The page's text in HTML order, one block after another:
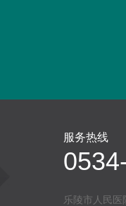
服务热线
乐陵市人民